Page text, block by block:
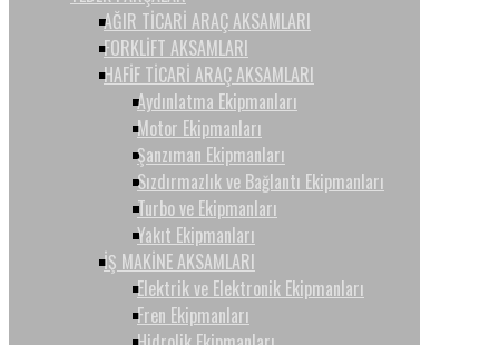
AĞIR TİCARİ ARAÇ AKSAMLARI
FORKLİFT AKSAMLARI
HAFİF TİCARİ ARAÇ AKSAMLARI
Aydınlatma Ekipmanları
Motor Ekipmanları
Şanzıman Ekipmanları
Sızdırmazlık ve Bağlantı Ekipmanları
Turbo ve Ekipmanları
Yakıt Ekipmanları
İŞ MAKİNE AKSAMLARI
Elektrik ve Elektronik Ekipmanları
Fren Ekipmanları